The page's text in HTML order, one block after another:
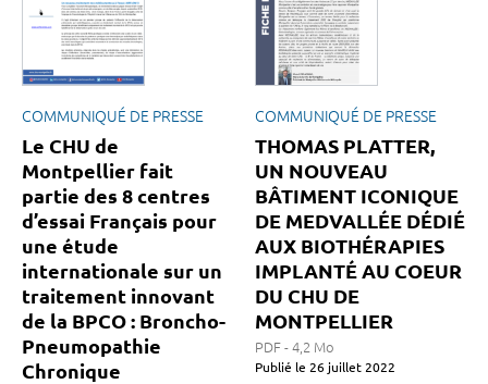
COMMUNIQUÉ DE PRESSE
Le CHU de
Montpellier fait
partie des 8 centres
d’essai Français pour
une étude
internationale sur un
traitement innovant
de la BPCO : Broncho-
Pneumopathie
Chronique
COMMUNIQUÉ DE PRESSE
THOMAS PLATTER,
UN NOUVEAU
BÂTIMENT ICONIQUE
DE MEDVALLÉE DÉDIÉ
AUX BIOTHÉRAPIES
IMPLANTÉ AU COEUR
DU CHU DE
MONTPELLIER
PDF - 4,2 Mo
Publié le 26 juillet 2022